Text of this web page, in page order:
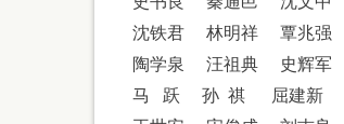
沈铁君
林明祥 覃兆强
陶学泉
汪祖典 史辉军
马
跃 孙 祺 屈建新